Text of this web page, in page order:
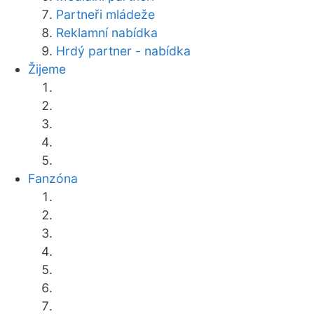
Partneři mládeže
Reklamní nabídka
Hrdý partner - nabídka
Žijeme
Fanzóna